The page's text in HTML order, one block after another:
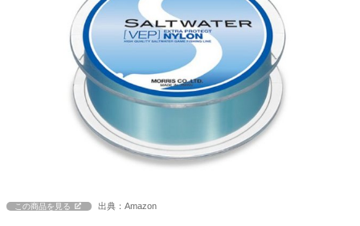
この商品を見る 出典：Amazon